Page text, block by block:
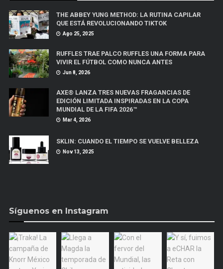
THE ABBEY YUNG METHOD: LA RUTINA CAPILAR
QUE ESTÁ REVOLUCIONANDO TIKTOK
Ago 25, 2025
RUFFLES TRAE PALCO RUFFLES UNA FORMA PARA
VIVIR EL FÚTBOL COMO NUNCA ANTES
Jun 8, 2026
AXE® LANZA TRES NUEVAS FRAGANCIAS DE
EDICIÓN LIMITADA INSPIRADAS EN LA COPA
MUNDIAL DE LA FIFA 2026™
Mar 4, 2026
SKLIN: CUANDO EL TIEMPO SE VUELVE BELLEZA
Nov 13, 2025
Síguenos en Instagram